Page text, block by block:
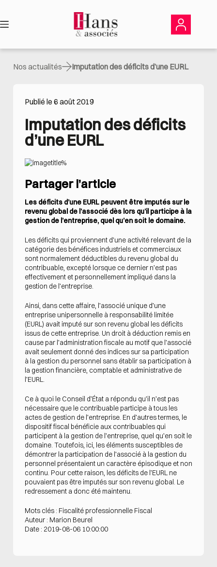
contenu
Nos actualités Imputation des déficits d’une EURL
Publié le 6 août 2019
Imputation des déficits
d’une EURL
Partager l’article
Les déficits d’une EURL peuvent être imputés sur le
revenu global de l’associé dès lors qu’il participe à la
gestion de l’entreprise, quel qu’en soit le domaine.
Les déficits qui proviennent d’une activité relevant de la
catégorie des bénéfices industriels et commerciaux
sont normalement déductibles du revenu global du
contribuable, excepté lorsque ce dernier n’est pas
effectivement et personnellement impliqué dans la
gestion de l’entreprise.
Ainsi, dans cette affaire, l’associé unique d’une
entreprise unipersonnelle à responsabilité limitée
(EURL) avait imputé sur son revenu global les déficits
issus de cette entreprise. Un droit à déduction remis en
cause par l’administration fiscale au motif que l’associé
avait seulement donné des indices sur sa participation
à la gestion du personnel sans établir sa participation à
la gestion financière, comptable et administrative de
l’EURL.
Ce à quoi le Conseil d’État a répondu qu’il n’est pas
nécessaire que le contribuable participe à tous les
actes de gestion de l’entreprise. En d’autres termes, le
dispositif fiscal bénéficie aux contribuables qui
participent à la gestion de l’entreprise, quel qu’en soit le
domaine. Toutefois, ici, les éléments susceptibles de
démontrer la participation de l’associé à la gestion du
personnel présentaient un caractère épisodique et non
continu. Pour cette raison, les déficits de l’EURL ne
pouvaient pas être imputés sur son revenu global. Le
redressement a donc été maintenu.
Mots clés : Fiscalité professionnelle Fiscal
Auteur : Marion Beurel
Date : 2019-08-06 10:00:00